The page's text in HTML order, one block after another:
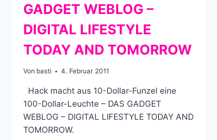
GADGET WEBLOG –
DIGITAL LIFESTYLE
TODAY AND TOMORROW
Von basti 4. Februar 2011
Hack macht aus 10-Dollar-Funzel eine
100-Dollar-Leuchte – DAS GADGET
WEBLOG – DIGITAL LIFESTYLE TODAY AND
TOMORROW.